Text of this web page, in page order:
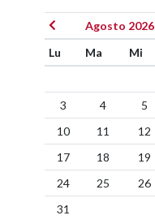
Agosto 2026
Lu
Ma Mi
3
4 5
10
11 12
17
18 19
24
25 26
31